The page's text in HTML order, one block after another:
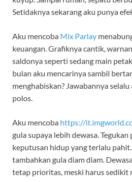
Setidaknya sekarang aku punya
Aku mencoba Mix Parlay
keuangan. Grafiknya cantik,
saldonya seperti sedang main
bulan aku mencarinya sambil
menghabiskan? Jawabannya selalu
polos.
Aku mencoba https://
gula supaya lebih dewasa.
keputusan hidup yang terlalu
tambahkan gula diam diam.
tetap prioritas, meski harus sedikit